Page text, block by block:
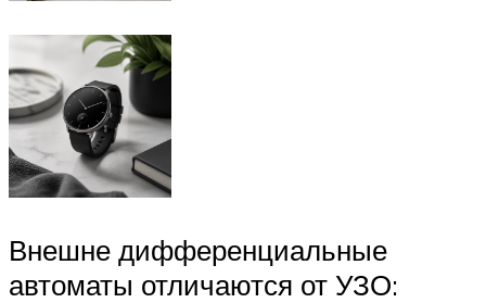
Внешне дифференциальные
автоматы отличаются от УЗО: